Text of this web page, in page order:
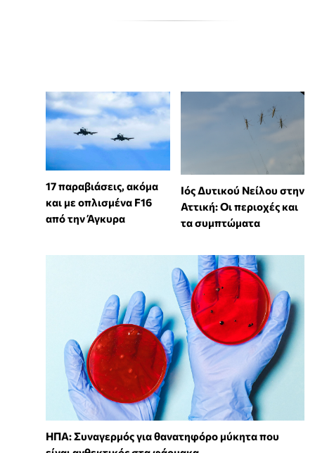
17 παραβιάσεις, ακόμα
και με οπλισμένα F16
από την Άγκυρα
Ιός Δυτικού Νείλου στην
Αττική: Οι περιοχές και
τα συμπτώματα
ΗΠΑ: Συναγερμός για θανατηφόρο μύκητα που